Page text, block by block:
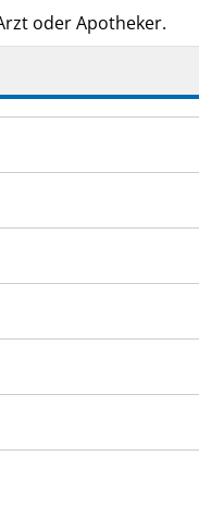
oder Apotheker.
Sie es nicht an
Arzt. Dies gilt
4.